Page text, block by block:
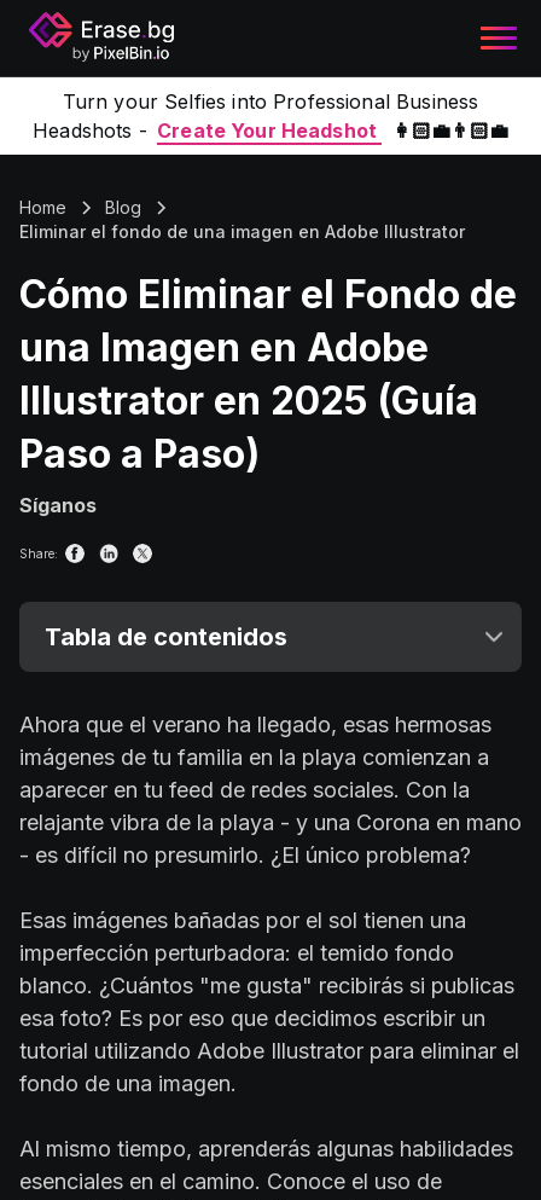
Turn your Selfies into Professional Business
Headshots - Create Your Headshot 👩🏻‍💼👨🏻‍💼
Home
Blog
Eliminar el fondo de una imagen en Adobe Illustrator
Cómo Eliminar el Fondo de
una Imagen en Adobe
Illustrator en 2025 (Guía
Paso a Paso)
Síganos
Share:
Tabla de contenidos
Ahora que el verano ha llegado, esas hermosas
imágenes de tu familia en la playa comienzan a
aparecer en tu feed de redes sociales. Con la
relajante vibra de la playa - y una Corona en mano
- es difícil no presumirlo. ¿El único problema?
Esas imágenes bañadas por el sol tienen una
imperfección perturbadora: el temido fondo
blanco. ¿Cuántos "me gusta" recibirás si publicas
esa foto? Es por eso que decidimos escribir un
tutorial utilizando Adobe Illustrator para eliminar el
fondo de una imagen.
Al mismo tiempo, aprenderás algunas habilidades
esenciales en el camino. Conoce el uso de